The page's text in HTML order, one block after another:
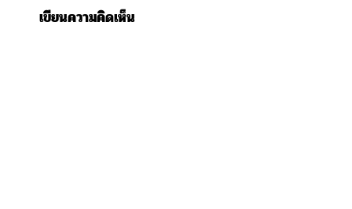
เขียนความคิดเห็น